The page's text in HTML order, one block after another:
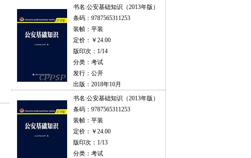
书名:公安基础知识（2013年版）
条码：9787565311253
装帧：平装
定价：￥24.00
版印次：1/14
分类：考试
发行：公开
出版：2018年10月
书名:公安基础知识（2013年版）
条码：9787565311253
装帧：平装
定价：￥24.00
版印次：1/13
分类：考试